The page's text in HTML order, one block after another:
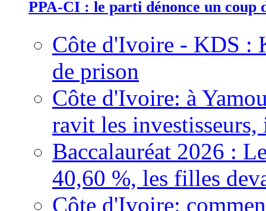
PPA-CI : le parti dénonce un coup
Côte d'Ivoire - KDS :
de prison
Côte d'Ivoire: à
ravit les
Baccalauréat 2026 :
40,60 %, les filles
Côte d'Ivoire: